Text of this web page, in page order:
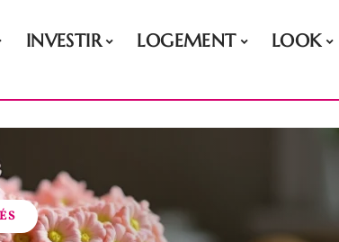
INVESTIR LOGEMENT LOOK